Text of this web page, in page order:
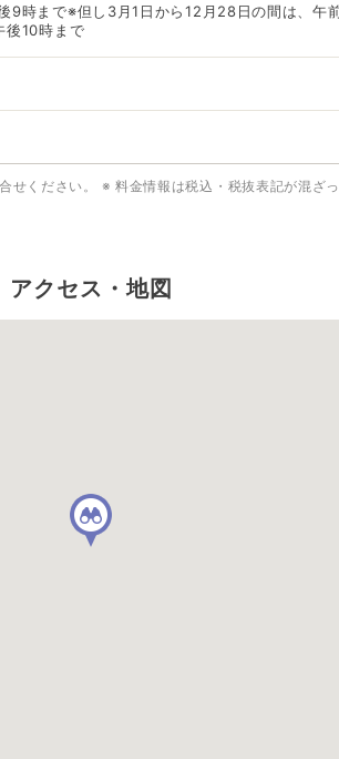
9時まで※但し3月1日から12月28日の間は、
後10時まで
せください。
※ 料金情報は税込・税抜表記が混ざ
アクセス・地図